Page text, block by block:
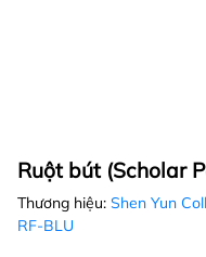
Ruột bút (Scholar
Thương hiệu: Shen Yun
RF-BLU